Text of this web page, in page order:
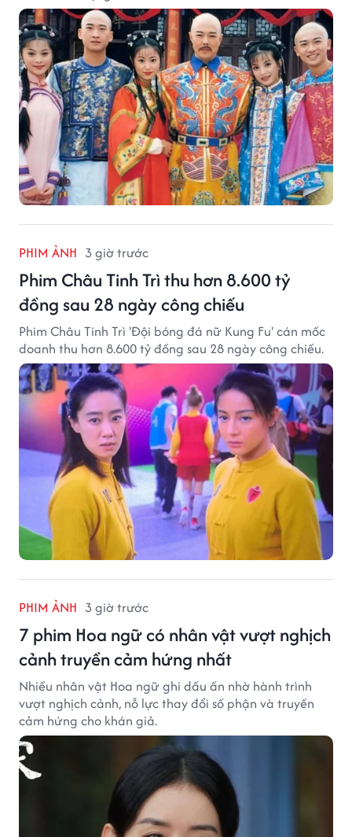
PHIM ẢNH 3 giờ trước
Phim Châu Tinh Trì thu hơn 8.600 tỷ
đồng sau 28 ngày công chiếu
Phim Châu Tinh Trì 'Đội bóng đá nữ Kung Fu' cán mốc
doanh thu hơn 8.600 tỷ đồng sau 28 ngày công chiếu.
PHIM ẢNH 3 giờ trước
7 phim Hoa ngữ có nhân vật vượt nghịch
cảnh truyền cảm hứng nhất
Nhiều nhân vật Hoa ngữ ghi dấu ấn nhờ hành trình
vượt nghịch cảnh, nỗ lực thay đổi số phận và truyền
cảm hứng cho khán giả.